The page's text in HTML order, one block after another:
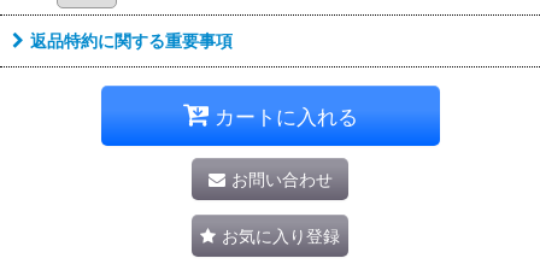
返品特約に関する重要事項
カートに入れる
お問い合わせ
お気に入り登録